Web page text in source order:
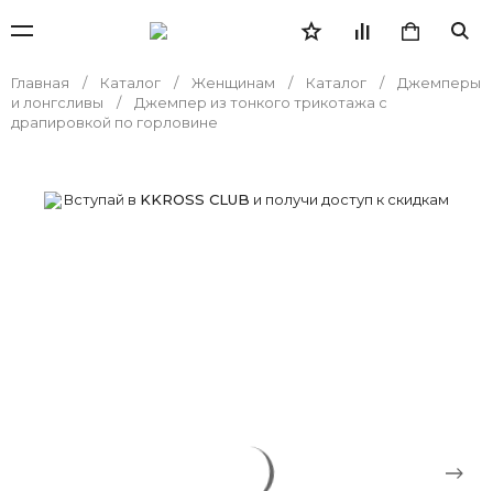
Главная Каталог Женщинам Каталог
Джемперы
и лонгсливы
Джемпер из тонкого трикотажа с
драпировкой по горловине
Вступай в KKROSS CLUB и получи доступ к скидкам